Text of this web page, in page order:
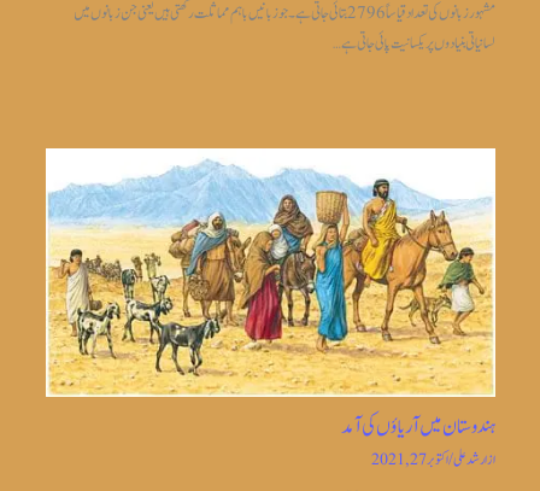
مشہور زبانوں کی تعداد قیاساً2796 بتائی جاتی ہے ۔جو زبانیں باہم مماثلت رکھتی ہیں یعنی جن زبانوں میں
لسانیاتی بنیادوں پر یکسانیت پائی جاتی ہے…
ہندوستان میں آریاؤں کی آمد
ازارشد علی/اکتوبر 27, 2021